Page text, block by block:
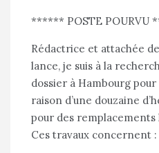
****** POSTE POURVU
Rédactrice et attachée
lance, je suis à la
dossier à Hambourg
raison d’une douzaine
pour des remplacements
Ces travaux concernent :